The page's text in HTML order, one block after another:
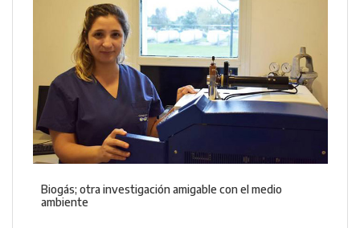
Biogás; otra investigación amigable con el medio
ambiente